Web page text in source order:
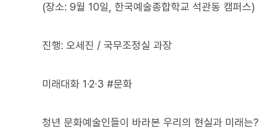
(장소: 9월 10일, 한국예술종합학교 석관동 캠퍼스)
진행: 오세진 / 국무조정실 과장
미래대화 1·2·3 #문화
청년 문화예술인들이 바라본 우리의 현실과 미래는?